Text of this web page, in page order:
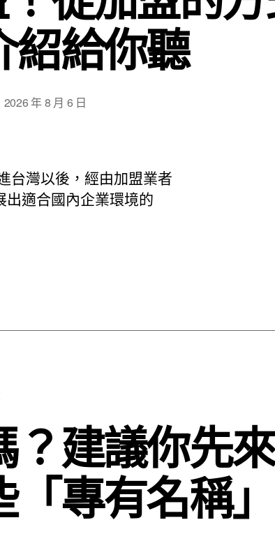
紹給你聽
2026 年 8 月 6 日
台灣以後，經由加盟業者
適合國內企業環境的
建議你先
專有名稱」